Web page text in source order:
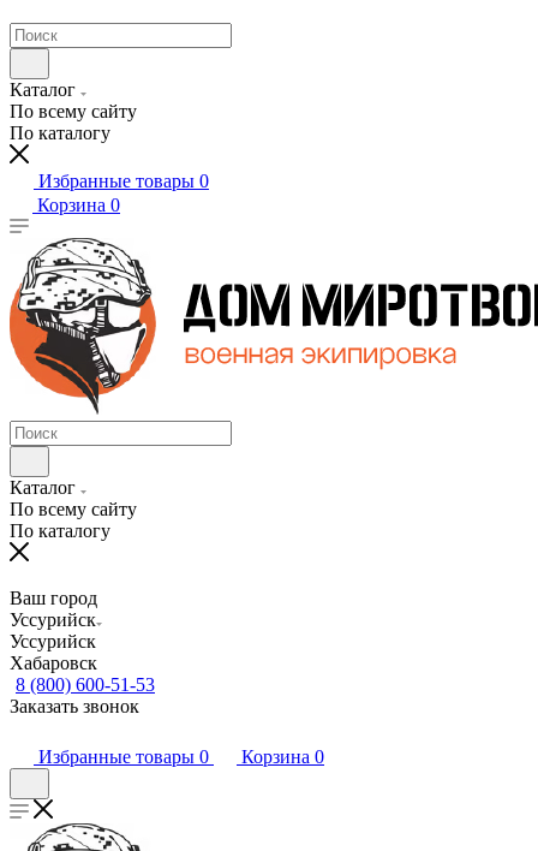
Каталог
По всему сайту
По каталогу
Избранные товары 0
Корзина 0
Каталог
По всему сайту
По каталогу
Ваш город
Уссурийск
Уссурийск
Хабаровск
8 (800) 600-51-53
Заказать звонок
Избранные товары 0 Корзина 0